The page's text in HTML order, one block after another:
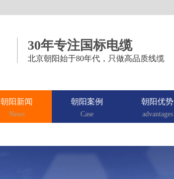
30年专注国标电缆
北京朝阳始于80年代，只做高品质线缆
朝阳新闻
News
朝阳案例
Case
朝阳优势
advantages